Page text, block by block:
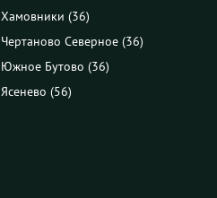
Хамовники (36)
Чертаново Северное (36)
Южное Бутово (36)
Ясенево (56)